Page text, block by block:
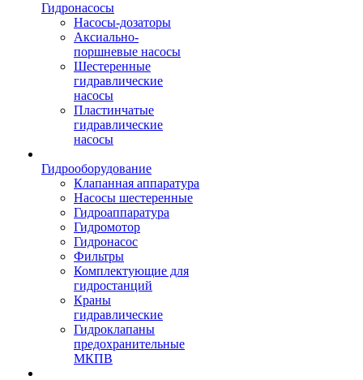
Гидронасосы
Насосы-дозаторы
Аксиально-
поршневые насосы
Шестеренные
гидравлические
насосы
Пластинчатые
гидравлические
насосы
Гидрооборудование
Клапанная аппаратура
Насосы шестеренные
Гидроаппаратура
Гидромотор
Гидронасос
Фильтры
Комплектующие для
гидростанций
Краны
гидравлические
Гидроклапаны
предохранительные
МКПВ